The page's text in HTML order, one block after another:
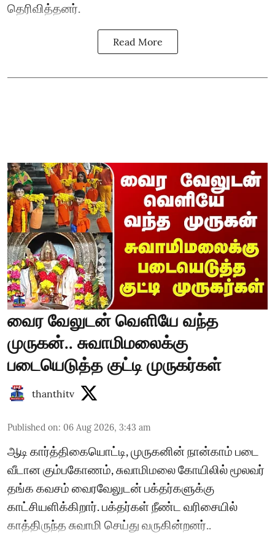
தெரிவித்தனர்.
Read More
வைர வேலுடன் வெளியே வந்த
முருகன்.. சுவாமிமலைக்கு
படையெடுத்த குட்டி முருகர்கள்
thanthitv
Published on: 06 Aug 2026, 3:43 am
ஆடி கார்த்திகையொட்டி, முருகனின் நான்காம் படை
வீடான கும்பகோணம், சுவாமிமலை கோயிலில் மூலவர்
தங்க கவசம் வைரவேலுடன் பக்தர்களுக்கு
காட்சியளிக்கிறார். பக்தர்கள் நீண்ட வரிசையில்
காத்திருந்த சுவாமி செய்து வருகின்றனர்..